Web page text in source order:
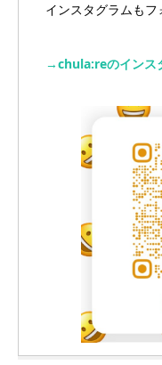
インスタグラムも
→chula:reのインス